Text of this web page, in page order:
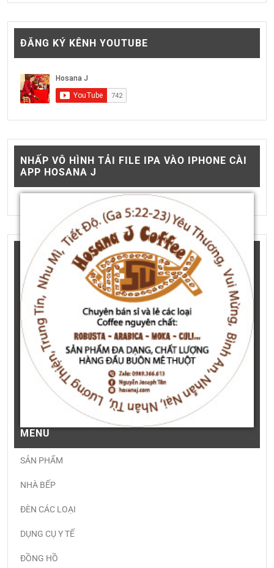
ĐĂNG KÝ KÊNH YOUTUBE
NHẤP VÔ HÌNH TẢI FILE IPA VÀO IPHONE CÀI
APP HOSANA J
MENU
SẢN PHẨM
NHÀ BẾP
ĐÈN CÁC LOẠI
DỤNG CỤ Y TẾ
ĐỒNG HỒ